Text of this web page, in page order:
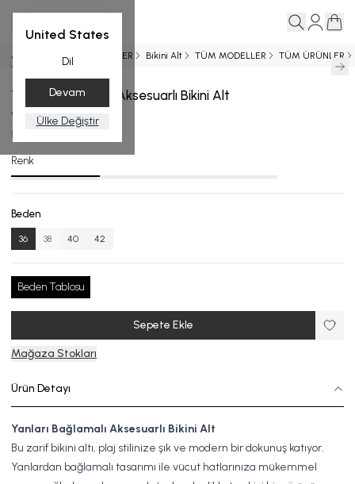
United States
Dil
Devam
Ülke Değiştir
Ana Sayfa YENİ GELENLER Bikini Alt TÜM MODELLER TÜM ÜRÜNLER
Yanları Bağlamalı Aksesuarlı Bikini Alt
₺ 2,799.00
BA.4501-24_R115_36
Renk
Beden
36 38 40 42
Beden Tablosu
Sepete Ekle
Mağaza Stokları
Ürün Detayı
Yanları Bağlamalı Aksesuarlı Bikini Alt
Bu zarif bikini altı, plaj stilinize şık ve modern bir dokunuş katıyor.
Yanlardan bağlamalı tasarımı ile vücut hatlarınıza mükemmel